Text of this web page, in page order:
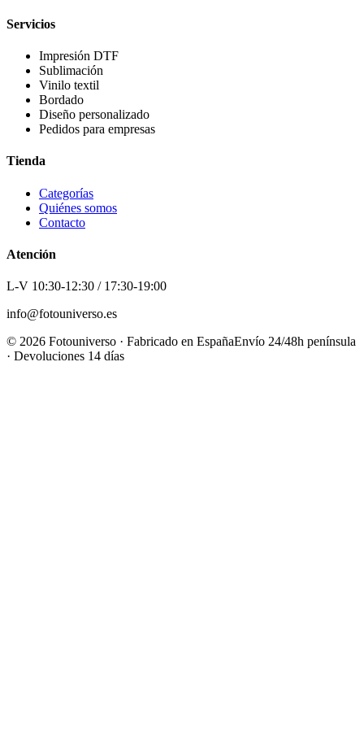
Servicios
Impresión DTF
Sublimación
Vinilo textil
Bordado
Diseño personalizado
Pedidos para empresas
Tienda
Categorías
Quiénes somos
Contacto
Atención
L-V 10:30-12:30 / 17:30-19:00
info@fotouniverso.es
© 2026 Fotouniverso · Fabricado en EspañaEnvío 24/48h península
· Devoluciones 14 días